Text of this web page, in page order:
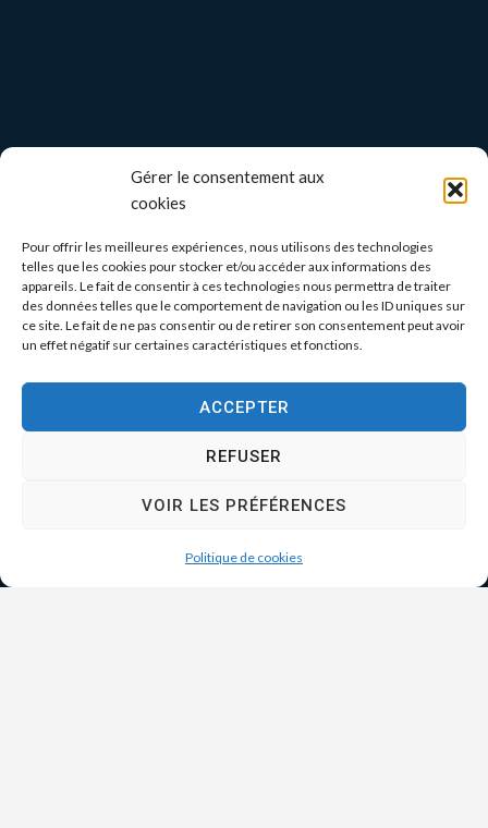
Gérer le consentement aux
cookies
Pour offrir les meilleures expériences, nous utilisons des technologies
telles que les cookies pour stocker et/ou accéder aux informations des
appareils. Le fait de consentir à ces technologies nous permettra de traiter
des données telles que le comportement de navigation ou les ID uniques sur
ce site. Le fait de ne pas consentir ou de retirer son consentement peut avoir
un effet négatif sur certaines caractéristiques et fonctions.
ACCEPTER
REFUSER
VOIR LES PRÉFÉRENCES
Politique de cookies